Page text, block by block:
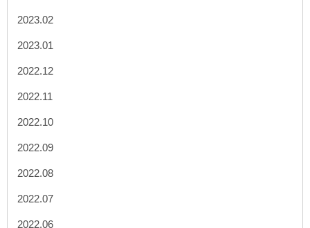
2023.02
2023.01
2022.12
2022.11
2022.10
2022.09
2022.08
2022.07
2022.06